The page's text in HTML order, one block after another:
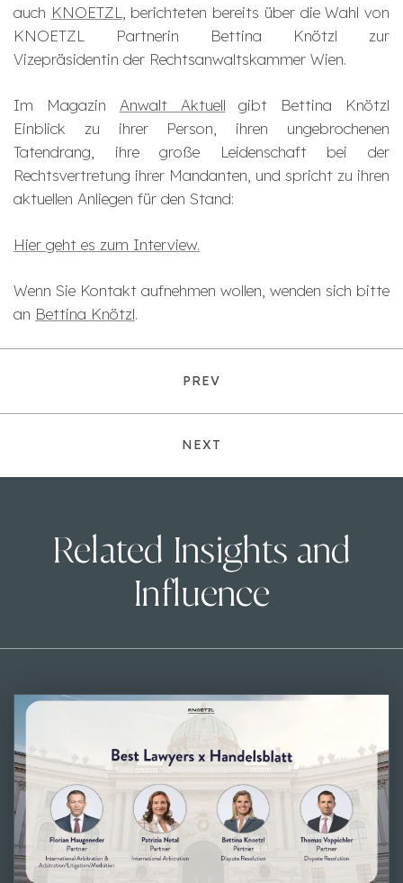
auch KNOETZL, berichteten bereits über die Wahl von
KNOETZL Partnerin Bettina Knötzl zur
Vizepräsidentin der Rechtsanwaltskammer Wien.
Im Magazin Anwalt Aktuell gibt Bettina Knötzl
Einblick zu ihrer Person, ihren ungebrochenen
Tatendrang, ihre große Leidenschaft bei der
Rechtsvertretung ihrer Mandanten, und spricht zu ihren
aktuellen Anliegen für den Stand:
Hier geht es zum Interview.
Wenn Sie Kontakt aufnehmen wollen, wenden sich bitte
an Bettina Knötzl.
PREV
NEXT
Related Insights and
Influence